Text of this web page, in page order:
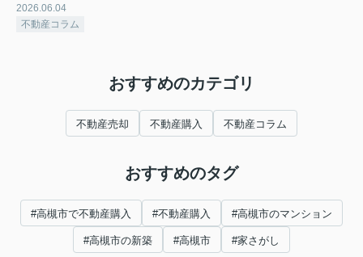
2026.06.04
不動産コラム
おすすめのカテゴリ
不動産売却 不動産購入 不動産コラム
おすすめのタグ
#高槻市で不動産購入 #不動産購入 #高槻市のマンション
#高槻市の新築 #高槻市 #家さがし